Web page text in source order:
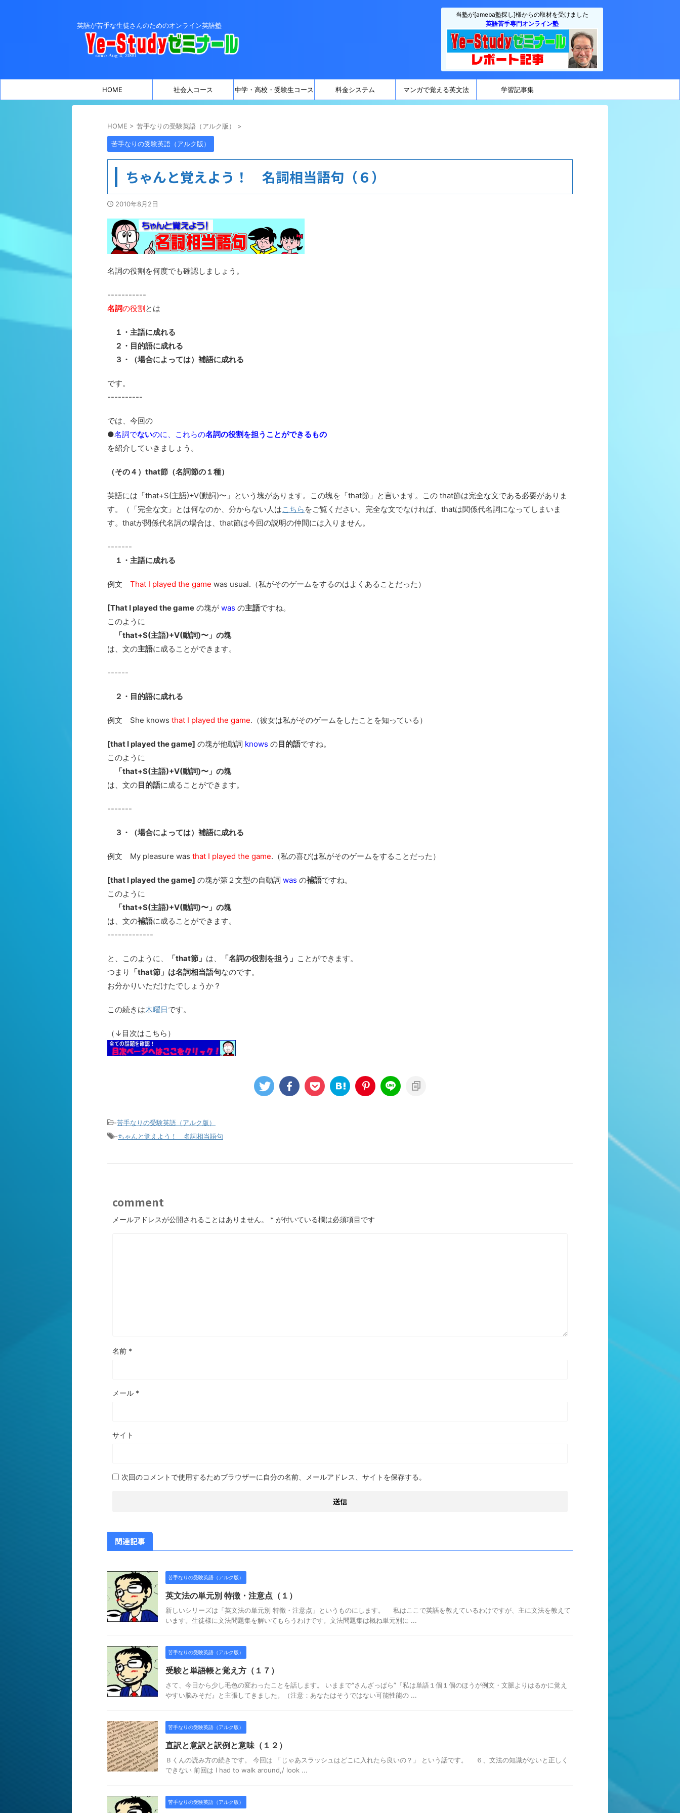
英語が苦手な生徒さんのためのオンライン英語塾
当塾が[ameba塾探し]様からの取材を受けました
英語苦手専門オンライン塾
HOME 社会人コース 中学・高校・受験生コース 料金システム マンガで覚える英文法 学習記事集
HOME > 苦手なりの受験英語（アルク版） >
苦手なりの受験英語（アルク版）
ちゃんと覚えよう！ 名詞相当語句（６）
2010年8月2日
名詞の役割を何度でも確認しましょう。
-----------
名詞の役割とは
１・主語に成れる
２・目的語に成れる
３・（場合によっては）補語に成れる
です。
----------
では、今回の
●名詞でないのに、これらの名詞の役割を担うことができるもの
を紹介していきましょう。
（その４）that節（名詞節の１種）
英語には「that+S(主語)+V(動詞)〜」という塊があります。この塊を「that節」と言います。この that節は完全な文である必要がありま
す。（「完全な文」とは何なのか、分からない人はこちら をご覧ください。完全な文でなければ、thatは関係代名詞になってしまいま
す。thatが関係代名詞の場合は、that節は今回の説明の仲間には入りません。
-------
１・主語に成れる
例文 That I played the game was usual.（私がそのゲームをするのはよくあることだった）
[That I played the game の塊が was の主語ですね。
このように
「that+S(主語)+V(動詞)〜」の塊
は、文の主語に成ることができます。
------
２・目的語に成れる
例文 She knows that I played the game.（彼女は私がそのゲームをしたことを知っている）
[that I played the game] の塊が他動詞 knows の目的語ですね。
このように
「that+S(主語)+V(動詞)〜」の塊
は、文の目的語に成ることができます。
-------
３・（場合によっては）補語に成れる
例文 My pleasure was that I played the game.（私の喜びは私がそのゲームをすることだった）
[that I played the game] の塊が第２文型の自動詞 was の補語ですね。
このように
「that+S(主語)+V(動詞)〜」の塊
は、文の補語に成ることができます。
-------------
と、このように、 「that節」 は、 「名詞の役割を担う」 ことができます。
つまり
「that節」は名詞相当語句なのです。
お分かりいただけたでしょうか？
この続きは木曜日です。
（↓目次はこちら）
-苦手なりの受験英語（アルク版）
-ちゃんと覚えよう！ 名詞相当語句
comment
メールアドレスが公開されることはありません。 * が付いている欄は必須項目です
名前 *
メール *
サイト
次回のコメントで使用するためブラウザーに自分の名前、メールアドレス、サイトを保存する。
関連記事
苦手なりの受験英語（アルク版）
英文法の単元別 特徴・注意点（１）
新しいシリーズは「英文法の単元別 特徴・注意点」というものにします。 私はここで英語を教えているわけですが、主に文法を教えて
います。生徒様に文法問題集を解いてもらうわけです。文法問題集は概ね単元別に ...
苦手なりの受験英語（アルク版）
受験と単語帳と覚え方（１７）
さて、今日から少し毛色の変わったことを話します。 いままで“さんざっぱら”『私は単語１個１個のほうが例文・文脈よりはるかに覚え
やすい脳みそだ』と主張してきました。（注意：あなたはそうではない可能性能の ...
苦手なりの受験英語（アルク版）
直訳と意訳と訳例と意味（１２）
Ｂくんの読み方の続きです。 今回は 「じゃあスラッシュはどこに入れたら良いの？」 という話です。 ６、文法の知識がないと正しく
できない 前回は I had to walk around,/ look ...
苦手なりの受験英語（アルク版）